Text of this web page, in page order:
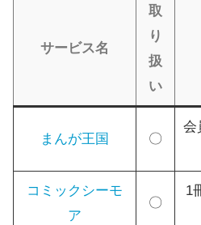
サービス名
取
り
扱
い
まんが王国 〇
会
コミックシーモ
ア
〇
1